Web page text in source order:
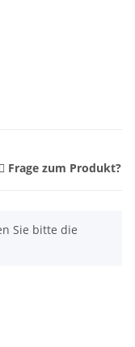
Frage zum Produkt?
Sie bitte die